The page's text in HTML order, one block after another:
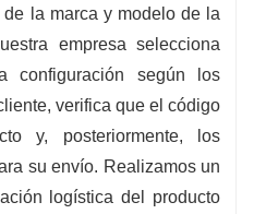
la marca y modelo de la
empresa selecciona
configuración según los
verifica que el código
y, posteriormente, los
su envío. Realizamos un
logística del producto